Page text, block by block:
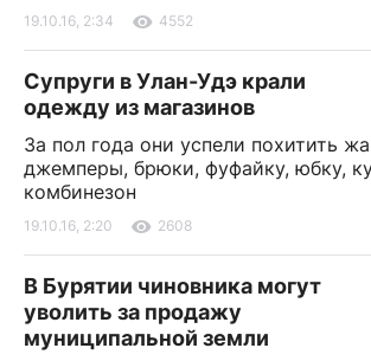
19.10.16, 2:34 4552
Супруги в Улан-Удэ крали
одежду из магазинов
За пол года они успели похитить
джемперы, брюки, фуфайку, юбку,
комбинезон
19.10.16, 2:20 2608
В Бурятии чиновника могут
уволить за продажу
муниципальной земли